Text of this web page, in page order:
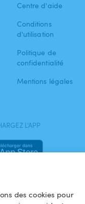
des cookies pour
Centre d'aide
Conditions
d'utilisation
Politique de
confidentialité
Mentions légales
L'APP